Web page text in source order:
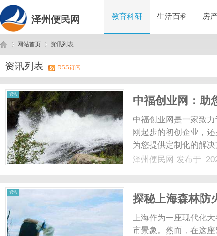
泽州便民网 教育科研 生活百科 房
泽 ›
网站首页
›
资讯列表
资讯列表 RSS订阅
资讯
中福创业网：助
中福创业网是一家致
刚起步的初创企业，
为您提供定制化的解
可以找到各种创业项
泽州便民网 发布于
资讯
探秘上海森林防
上海作为一座现代化
市景象。然而，在这